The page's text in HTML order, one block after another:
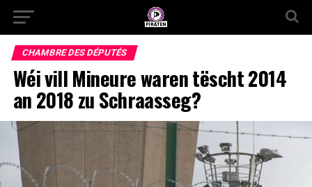
CHAMBRE DES DÉPUTÉS
Wéi vill Mineure waren tëscht 2014
an 2018 zu Schraasseg?